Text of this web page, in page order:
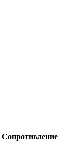
Сопротивление